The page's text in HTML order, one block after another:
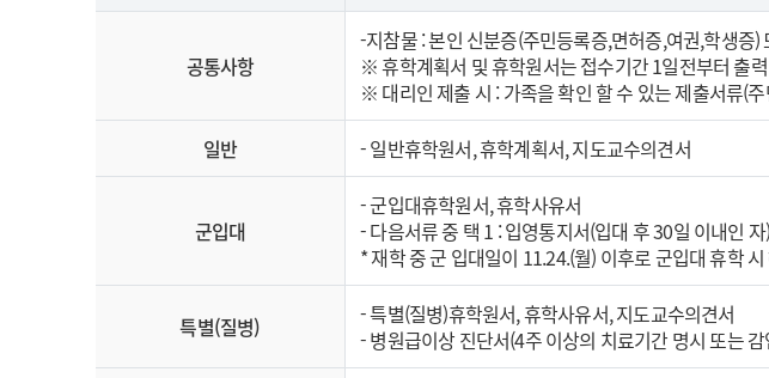
공통사항
-지참물 : 본인 신분증(주민등록증,면허증,여권,학생증
※ 휴학계획서 및 휴학원서는 접수기간 1일전부터 출
※ 대리인 제출 시 : 가족을 확인 할 수 있는 제출서류(
일반
- 일반휴학원서, 휴학계획서, 지도교수의견서
군입대
- 군입대휴학원서, 휴학사유서
- 다음서류 중 택 1 : 입영통지서(입대 후 30일 이내인
* 재학 중 군 입대일이 11.24.(월) 이후로 군입대 휴학
특별(질병)
- 특별(질병)휴학원서, 휴학사유서, 지도교수의견서
- 병원급이상 진단서(4주 이상의 치료기간 명시 또는